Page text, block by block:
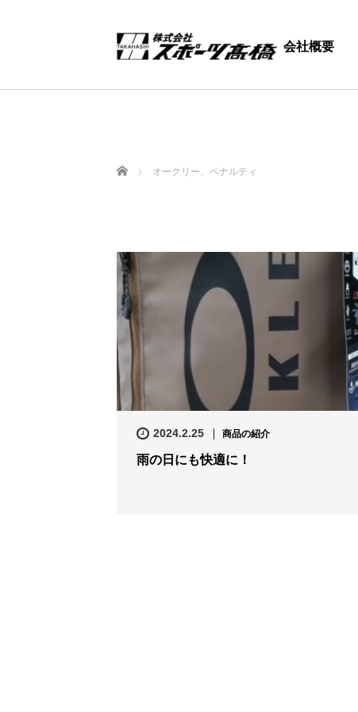
会社概要
ホーム オークリー、ペナルティ
2024.2.25 商品の紹介
雨の日にも快適に！